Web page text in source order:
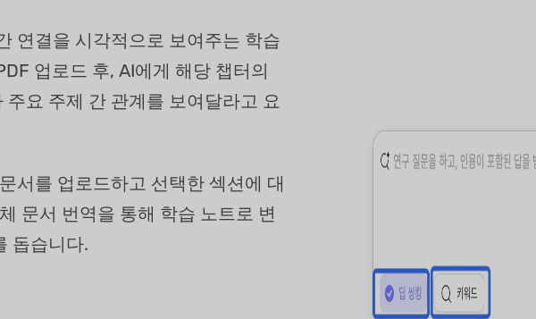
연결을 시각적으로 보여주는 학습
업로드 후, AI에게 해당 챕터의
요 주제 간 관계를 보여달라고 요
서를 업로드하고 선택한 섹션에 대
문서 번역을 통해 학습 노트로 변
돕습니다.